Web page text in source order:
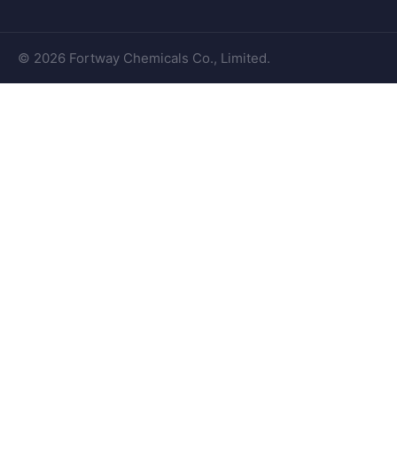
© 2026 Fortway Chemicals Co., Limited.